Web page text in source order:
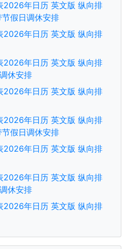
2026年日历 英文版 纵向排
假日调休安排
2026年日历 英文版 纵向排
2026年日历 英文版 纵向排
休安排
2026年日历 英文版 纵向排
2026年日历 英文版 纵向排
假日调休安排
2026年日历 英文版 纵向排
2026年日历 英文版 纵向排
休安排
2026年日历 英文版 纵向排